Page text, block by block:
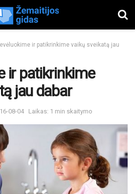
ir patikrinkime vaikų sveikatą jau
ir patikrinkime
jau dabar
08-04 Laikas: 1 min skaitymo